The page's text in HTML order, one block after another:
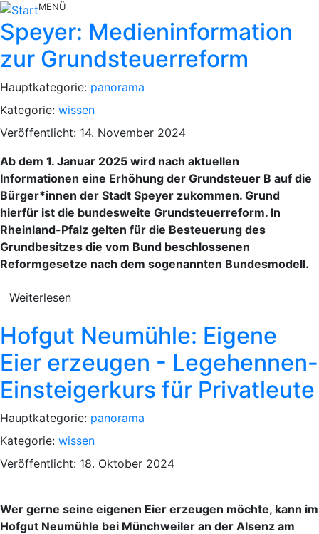
MENÜ
Speyer: Medieninformation
zur Grundsteuerreform
Hauptkategorie: panorama
Kategorie: wissen
Veröffentlicht: 14. November 2024
Ab dem 1. Januar 2025 wird nach aktuellen
Informationen eine Erhöhung der Grundsteuer B auf die
Bürger*innen der Stadt Speyer zukommen. Grund
hierfür ist die bundesweite Grundsteuerreform. In
Rheinland-Pfalz gelten für die Besteuerung des
Grundbesitzes die vom Bund beschlossenen
Reformgesetze nach dem sogenannten Bundesmodell.
Weiterlesen
Hofgut Neumühle: Eigene
Eier erzeugen - Legehennen-
Einsteigerkurs für Privatleute
Hauptkategorie: panorama
Kategorie: wissen
Veröffentlicht: 18. Oktober 2024
Wer gerne seine eigenen Eier erzeugen möchte, kann im
Hofgut Neumühle bei Münchweiler an der Alsenz am